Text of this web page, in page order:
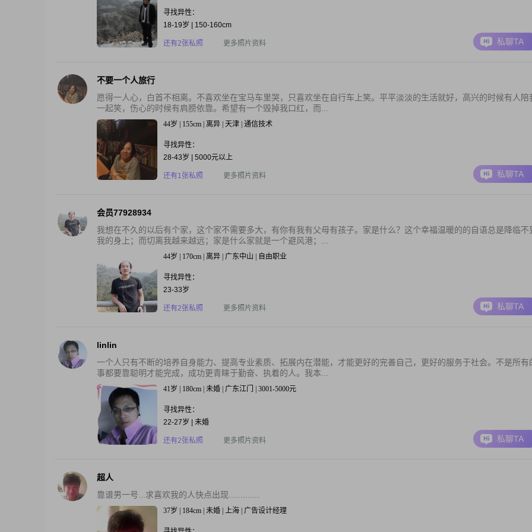
寻找异性：
18-19岁 | 150-160cm
还有2张私照 更多照片资料 私聊TA
不要一个人旅行
愿得一人心，白首不相离。不喜欢坐在宝马车里哭，只喜欢坐在自行车上笑。平平淡淡的生活就好，高兴的时候有人陪
一起笑，伤心的时候有肩膀依靠。希望有一个毁掉我口红，而...
44岁 | 155cm | 离异 | 天津 | 通信技术
寻找异性：
28-43岁 | 5000元以上
还有1张私照 更多照片资料 私聊TA
会员77928934
我想在不久的以后有个家，这个家不需要多大，有你有我有父母有孩子。家是什么？这个幸福温暖的的自语总是降临不
我的身上；而切离我越来越远；家是什么家就是一个避风港；...
44岁 | 170cm | 离异 | 广东中山 | 自由职业
寻找异性：
23-33岁
还有2张私照 更多照片资料 私聊TA
linlin
一个人只有不断的培养自身能力、提高专业素质、拓展内在潜能，才能更好的完善自己，更好的服务于社会。不是所有
事都要靠聪明才能完成，成功更青睐于勤奋、执着的人。我本...
41岁 | 180cm | 未婚 | 广东江门 | 3001-5000元
寻找异性：
22-27岁 | 未婚
还有2张私照 更多照片资料 私聊TA
超人
靠谱男一号...求喜欢我的人快点出现.............
37岁 | 184cm | 未婚 | 上海 | 广告设计经理